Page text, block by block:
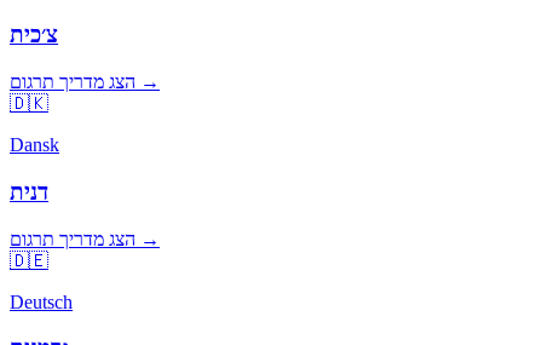
צ׳כית
הצג מדריך תרגום →
🇩🇰
Dansk
דנית
הצג מדריך תרגום →
🇩🇪
Deutsch